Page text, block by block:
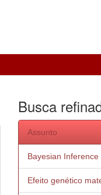
Busca
Assunto
Bayesian Inference
Efeito genético